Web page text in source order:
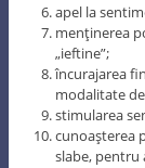
apel la
menţinerea
„ieftine”;
încurajarea
modalitate
stimularea
cunoaşterea
slabe, pentru